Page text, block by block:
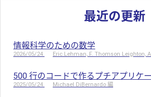
最近の更新
情報科学のための数学
2026/05/24 Eric Lehman, F. Thomson Leighton,
500 行のコードで作るプチアプリケ
2025/05/24 Michael DiBernardo 編